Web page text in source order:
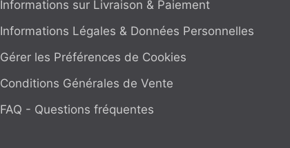
Informations sur Livraison & Paiement
Informations Légales & Données Personnelles
Gérer les Préférences de Cookies
Conditions Générales de Vente
FAQ - Questions fréquentes